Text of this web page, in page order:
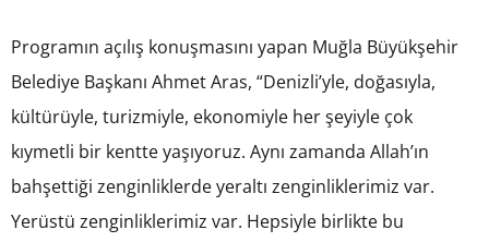
Programın açılış konuşmasını yapan Muğla Büyükşehir
Belediye Başkanı Ahmet Aras, “Denizli’yle, doğasıyla,
kültürüyle, turizmiyle, ekonomiyle her şeyiyle çok
kıymetli bir kentte yaşıyoruz. Aynı zamanda Allah’ın
bahşettiği zenginliklerde yeraltı zenginliklerimiz var.
Yerüstü zenginliklerimiz var. Hepsiyle birlikte bu